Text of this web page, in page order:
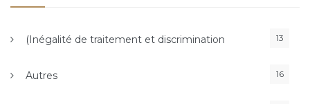
(Inégalité de traitement et discrimination 13
Autres 16